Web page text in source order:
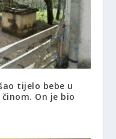
tijelo bebe u
On je bio